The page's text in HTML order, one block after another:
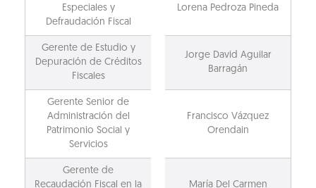
Especiales y
Defraudación Fiscal
Lorena Pedroza Pineda
Gerente de Estudio y
Depuración de Créditos
Fiscales
Jorge David Aguilar
Barragán
Gerente Senior de
Administración del
Patrimonio Social y
Servicios
Francisco Vázquez
Orendain
Gerente de
Recaudación Fiscal en la
María Del Carmen